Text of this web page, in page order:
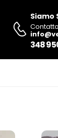
Siamo
348